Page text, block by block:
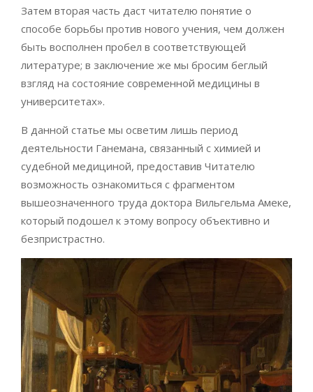
Затем вторая часть даст читателю понятие о
способе борьбы против нового учения, чем должен
быть восполнен пробел в соответствующей
литературе; в заключение же мы бросим беглый
взгляд на состояние современной медицины в
университетах».
В данной статье мы осветим лишь период
деятельности Ганемана, связанный с химией и
судебной медициной, предоставив Читателю
возможность ознакомиться с фрагментом
вышеозначенного труда доктора Вильгельма Амеке,
который подошел к этому вопросу объективно и
безпристрастно.